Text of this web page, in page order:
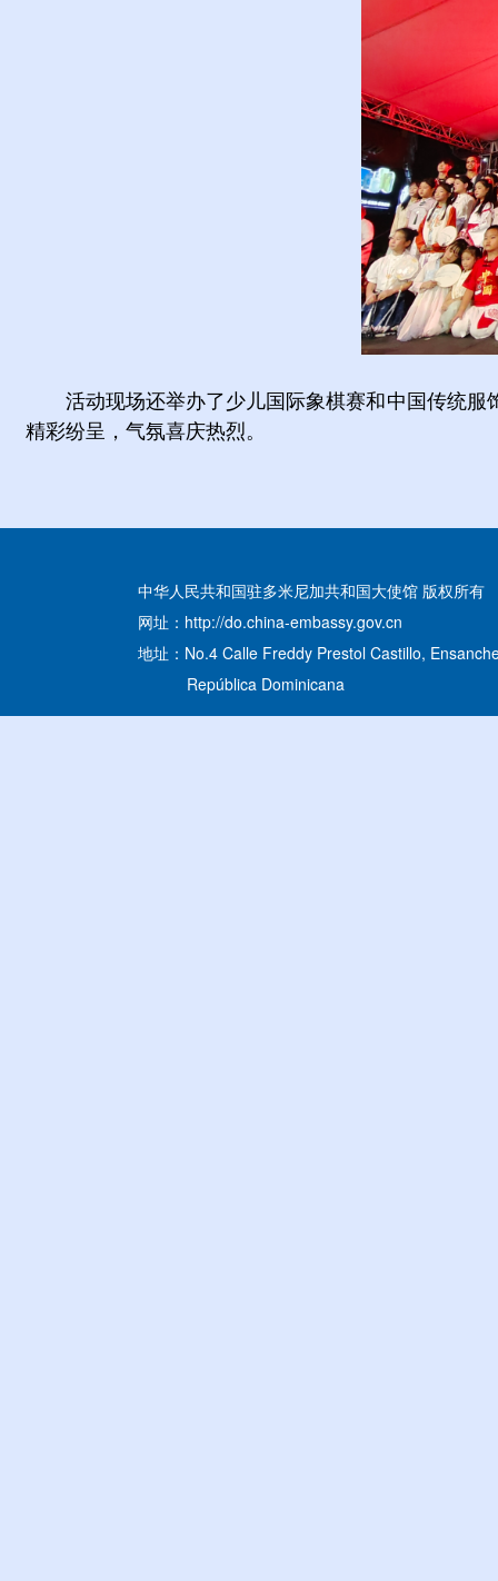
活动现场还举办了少儿国际象棋赛和中国传统
精彩纷呈，气氛喜庆热烈。
中华人民共和国驻多米尼加共和国大使馆 版权所有
网址：http://do.china-embassy.gov.cn
地址：No.4 Calle Freddy Prestol Castillo,
República Dominicana